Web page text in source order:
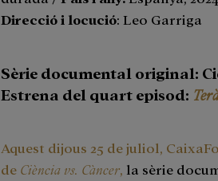
Direcció i locució: Leo Garriga
Sèrie documental original:
Estrena del quart episod:
Aquest dijous 25 de juliol,
de Ciència vs. Càncer, la sèrie